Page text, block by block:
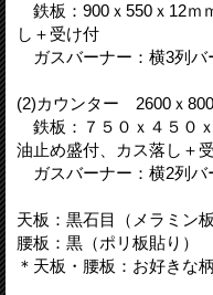
鉄板：900ｘ550ｘ12ｍ
し＋受け付
ガスバーナー：横3列バ
(2)カウンター 2600ｘ
鉄板：７５０ｘ４５０
油止め盛付、カス落し＋
ガスバーナー：横2列バ
天板：黒石目（メラミン板
腰板：黒（ポリ板貼り）
＊天板・腰板：お好きな